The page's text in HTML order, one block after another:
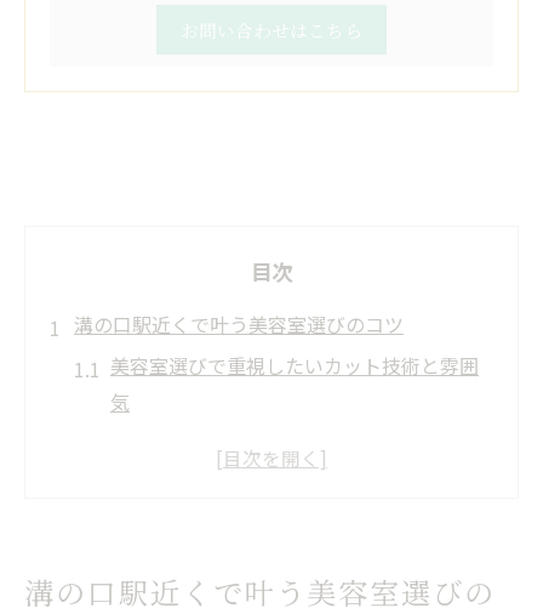
お問い合わせはこちら
目次
溝の口駅近くで叶う美容室選びのコツ
美容室選びで重視したいカット技術と雰囲
気
溝の口駅周辺で美容室のアクセスを比較
溝の口駅近くで叶う美容室選びの